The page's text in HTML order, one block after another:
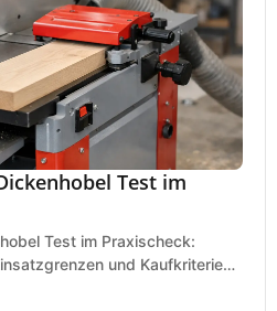
Test im
Test im Praxischeck:
und Kaufkriterien